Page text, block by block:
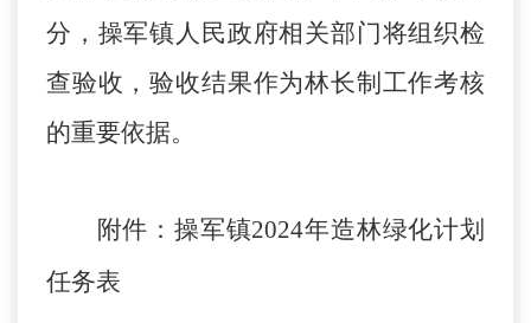
分， 操军镇人民政府相关部门将组织检
查验收，验收结果作为林长制工作考核
的重要依据。
附件：操军镇2024年造林绿化计划
任务表